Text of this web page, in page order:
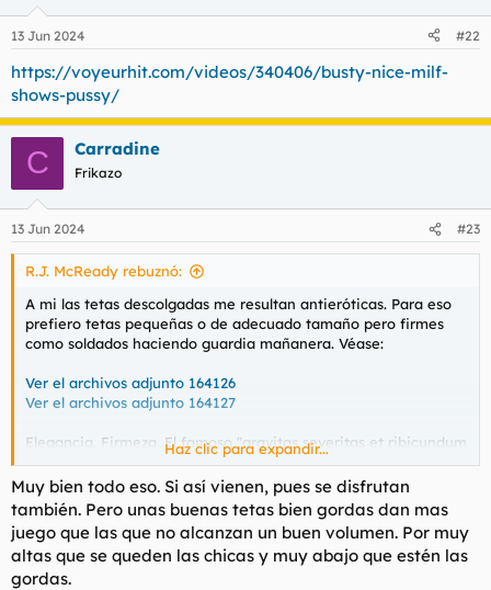
e
:
13 Jun 2024 #22
https://voyeurhit.com/videos/340406/busty-nice-milf-
shows-pussy/
C Carradine
Frikazo
13 Jun 2024 #23
R.J. McReady rebuznó:
A mi las tetas descolgadas me resultan antieróticas. Para eso
prefiero tetas pequeñas o de adecuado tamaño pero firmes
como soldados haciendo guardia mañanera. Véase:
Ver el archivos adjunto 164126
Ver el archivos adjunto 164127
Elegancia. Firmeza. El famoso "gravitas severitas et ribicundum
admiratum tetarum est", que decian los romanos.
Haz clic para expandir...
Muy bien todo eso. Si así vienen, pues se disfrutan
también. Pero unas buenas tetas bien gordas dan mas
juego que las que no alcanzan un buen volumen. Por muy
altas que se queden las chicas y muy abajo que estén las
gordas.